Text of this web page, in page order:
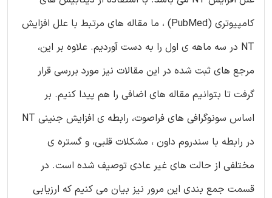
کامپیوتری (PubMed) ، ما مقاله های مرتبط با علل افزایش
NT در سه ماهه ی اول را به دست آوردیم. علاوه بر این،
مرجع های ثبت شده در این مقالات نیز مورد بررسی قرار
گرفت تا بتوانیم مقاله های اضافی را هم پیدا کنیم. بر
اساس سونوگرافی های فراصوت، رابطه ی افزایش جنینی NT
در رابطه با سندروم داون ، مشکلات قلبی، و گستره ی
مختلفی از حالت های غیر عادی توصیف شده است. در
قسمت جمع بندی این مرور نیز بیان می کنیم که ارزیابی